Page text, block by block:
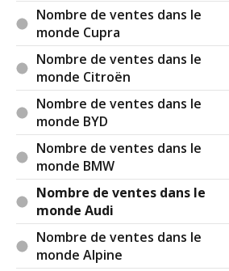
Nombre de ventes dans le
monde Cupra
Nombre de ventes dans le
monde Citroën
Nombre de ventes dans le
monde BYD
Nombre de ventes dans le
monde BMW
Nombre de ventes dans le
monde Audi
Nombre de ventes dans le
monde Alpine